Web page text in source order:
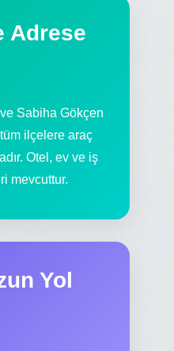
Adrese
Sabiha Gökçen
ilçelere araç
Otel, ev ve iş
mevcuttur.
Yol